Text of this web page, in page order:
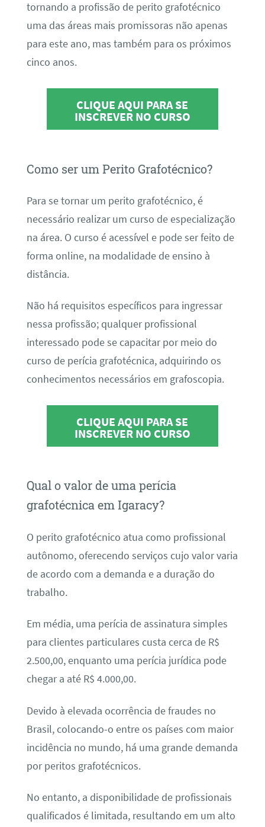
tornando a profissão de perito grafotécnico
uma das áreas mais promissoras não apenas
para este ano, mas também para os próximos
cinco anos.
CLIQUE AQUI PARA SE
INSCREVER NO CURSO
Como ser um Perito Grafotécnico?
Para se tornar um perito grafotécnico, é
necessário realizar um curso de especialização
na área. O curso é acessível e pode ser feito de
forma online, na modalidade de ensino à
distância.
Não há requisitos específicos para ingressar
nessa profissão; qualquer profissional
interessado pode se capacitar por meio do
curso de perícia grafotécnica, adquirindo os
conhecimentos necessários em grafoscopia.
CLIQUE AQUI PARA SE
INSCREVER NO CURSO
Qual o valor de uma perícia
grafotécnica em Igaracy?
O perito grafotécnico atua como profissional
autônomo, oferecendo serviços cujo valor varia
de acordo com a demanda e a duração do
trabalho.
Em média, uma perícia de assinatura simples
para clientes particulares custa cerca de R$
2.500,00, enquanto uma perícia jurídica pode
chegar a até R$ 4.000,00.
Devido à elevada ocorrência de fraudes no
Brasil, colocando-o entre os países com maior
incidência no mundo, há uma grande demanda
por peritos grafotécnicos.
No entanto, a disponibilidade de profissionais
qualificados é limitada, resultando em um alto